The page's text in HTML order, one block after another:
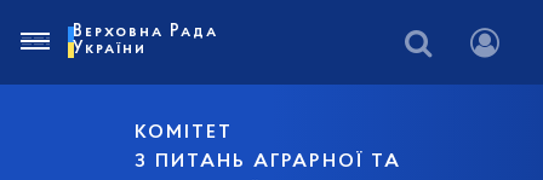
КОМІТЕТ
З ПИТАНЬ АГРАРНОЇ ТА
Верховна Рада
України